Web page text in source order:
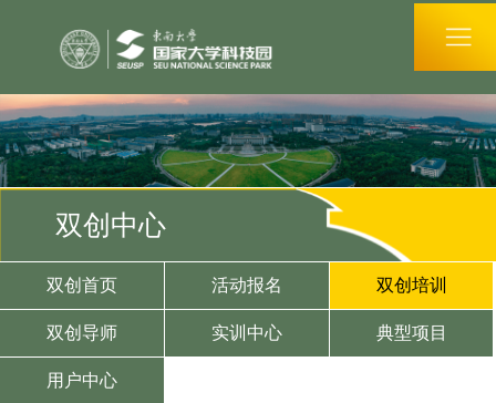
双创中心
双创首页 活动报名 双创培训
双创导师 实训中心 典型项目
用户中心